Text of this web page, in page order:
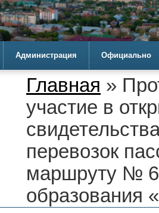
Администрация Официально
Главная »
участие в
перевозок
маршруту №
образования